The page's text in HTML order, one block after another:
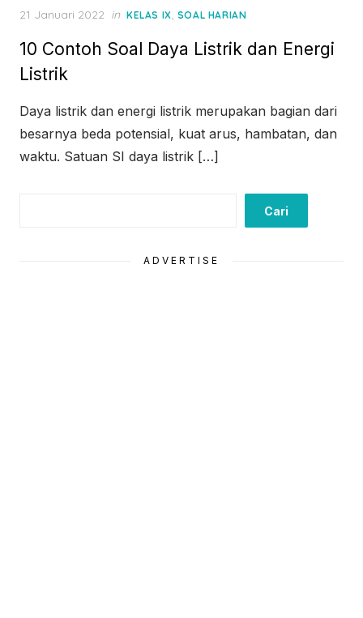
Posted
21 Januari 2022 in KELAS IX, SOAL HARIAN
10 Contoh Soal Daya Listrik dan Energi
Listrik
Daya listrik dan energi listrik merupakan bagian dari
besarnya beda potensial, kuat arus, hambatan, dan
waktu. Satuan SI daya listrik […]
Cari
ADVERTISE